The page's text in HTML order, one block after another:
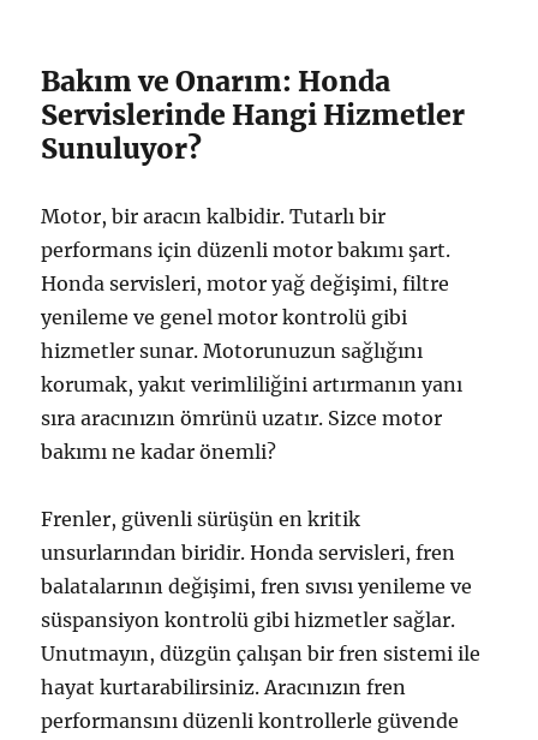
Bakım ve Onarım: Honda
Servislerinde Hangi Hizmetler
Sunuluyor?
Motor, bir aracın kalbidir. Tutarlı bir
performans için düzenli motor bakımı şart.
Honda servisleri, motor yağ değişimi, filtre
yenileme ve genel motor kontrolü gibi
hizmetler sunar. Motorunuzun sağlığını
korumak, yakıt verimliliğini artırmanın yanı
sıra aracınızın ömrünü uzatır. Sizce motor
bakımı ne kadar önemli?
Frenler, güvenli sürüşün en kritik
unsurlarından biridir. Honda servisleri, fren
balatalarının değişimi, fren sıvısı yenileme ve
süspansiyon kontrolü gibi hizmetler sağlar.
Unutmayın, düzgün çalışan bir fren sistemi ile
hayat kurtarabilirsiniz. Aracınızın fren
performansını düzenli kontrollerle güvende